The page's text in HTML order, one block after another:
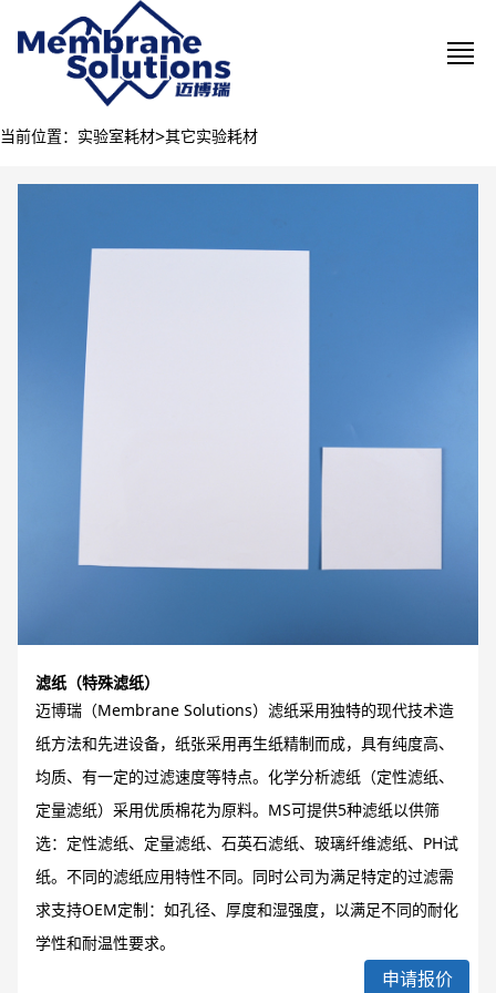
当前位置： 实验室耗材>其它实验耗材
滤纸（特殊滤纸）
迈博瑞（Membrane Solutions）滤纸采用独特的现代技术造
纸方法和先进设备，纸张采用再生纸精制而成，具有纯度高、
均质、有一定的过滤速度等特点。化学分析滤纸（定性滤纸、
定量滤纸）采用优质棉花为原料。MS可提供5种滤纸以供筛
选：定性滤纸、定量滤纸、石英石滤纸、玻璃纤维滤纸、PH试
纸。不同的滤纸应用特性不同。同时公司为满足特定的过滤需
求支持OEM定制：如孔径、厚度和湿强度，以满足不同的耐化
学性和耐温性要求。
申请报价